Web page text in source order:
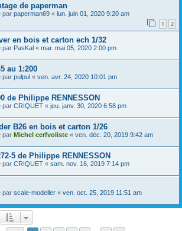
de paperman
par paperman69 « lun. juin 01, 2020 9:20 am
1 2
en bois et carton ech 1/32
par PasKal « mar. mai 05, 2020 2:00 pm
au 1:200
par pulpul « ven. avr. 24, 2020 10:01 pm
de Philippe RENNESSON
par CRIQUET « jeu. janv. 30, 2020 6:58 pm
B26 en bois et carton 1/26
par Michel cerfvoliste « ven. déc. 20, 2019 9:42 am
5 de Philippe RENNESSON
par CRIQUET « sam. nov. 16, 2019 7:14 pm
par scale-modeller « ven. oct. 25, 2019 11:51 am